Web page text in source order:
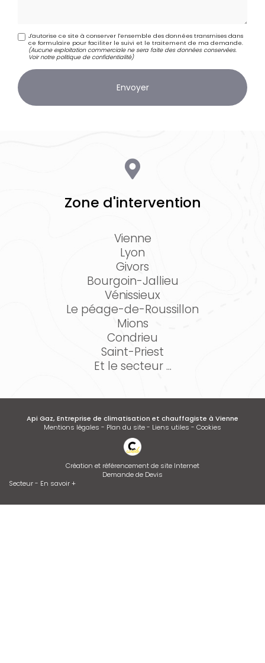
J'autorise ce site à conserver l'ensemble des données transmises dans
ce formulaire pour faciliter le suivi et le traitement de ma demande.
(Aucune exploitation commerciale ne sera faite des données conservées.
Voir notrepolitique de confidentialité)
Zone d'intervention
Vienne
Lyon
Givors
Bourgoin-Jallieu
Vénissieux
Le péage-de-Roussillon
Mions
Condrieu
Saint-Priest
Et le secteur ...
Api Gaz, Entreprise de climatisation et chauffagiste à Vienne
Mentions légales - Plan du site- Liens utiles - Cookies
Création et référencement de site Internet
Demande de Devis
Secteur- En savoir +